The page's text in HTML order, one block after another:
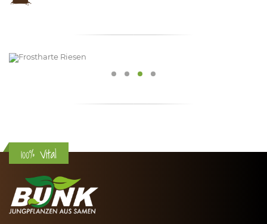
100% Vital